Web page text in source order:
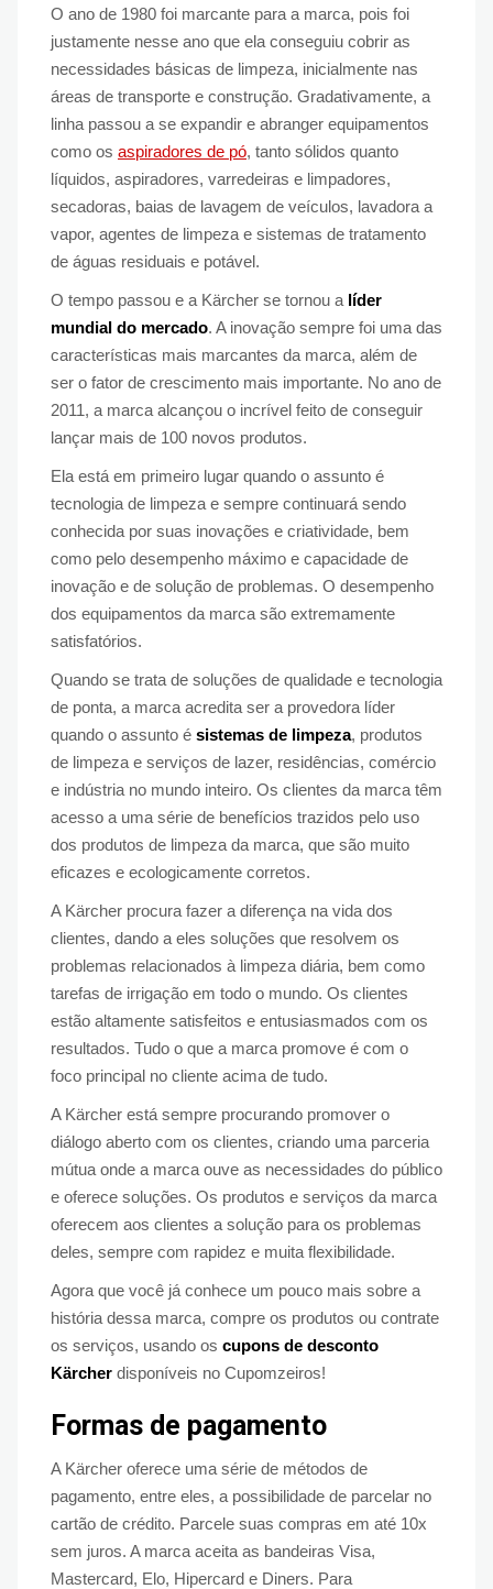
O ano de 1980 foi marcante para a marca, pois foi
justamente nesse ano que ela conseguiu cobrir as
necessidades básicas de limpeza, inicialmente nas
áreas de transporte e construção. Gradativamente, a
linha passou a se expandir e abranger equipamentos
como os aspiradores de pó, tanto sólidos quanto
líquidos, aspiradores, varredeiras e limpadores,
secadoras, baias de lavagem de veículos, lavadora a
vapor, agentes de limpeza e sistemas de tratamento
de águas residuais e potável.
O tempo passou e a Kärcher se tornou a líder
mundial do mercado. A inovação sempre foi uma das
características mais marcantes da marca, além de
ser o fator de crescimento mais importante. No ano de
2011, a marca alcançou o incrível feito de conseguir
lançar mais de 100 novos produtos.
Ela está em primeiro lugar quando o assunto é
tecnologia de limpeza e sempre continuará sendo
conhecida por suas inovações e criatividade, bem
como pelo desempenho máximo e capacidade de
inovação e de solução de problemas. O desempenho
dos equipamentos da marca são extremamente
satisfatórios.
Quando se trata de soluções de qualidade e tecnologia
de ponta, a marca acredita ser a provedora líder
quando o assunto é sistemas de limpeza, produtos
de limpeza e serviços de lazer, residências, comércio
e indústria no mundo inteiro. Os clientes da marca têm
acesso a uma série de benefícios trazidos pelo uso
dos produtos de limpeza da marca, que são muito
eficazes e ecologicamente corretos.
A Kärcher procura fazer a diferença na vida dos
clientes, dando a eles soluções que resolvem os
problemas relacionados à limpeza diária, bem como
tarefas de irrigação em todo o mundo. Os clientes
estão altamente satisfeitos e entusiasmados com os
resultados. Tudo o que a marca promove é com o
foco principal no cliente acima de tudo.
A Kärcher está sempre procurando promover o
diálogo aberto com os clientes, criando uma parceria
mútua onde a marca ouve as necessidades do público
e oferece soluções. Os produtos e serviços da marca
oferecem aos clientes a solução para os problemas
deles, sempre com rapidez e muita flexibilidade.
Agora que você já conhece um pouco mais sobre a
história dessa marca, compre os produtos ou contrate
os serviços, usando os cupons de desconto
Kärcher disponíveis no Cupomzeiros!
Formas de pagamento
A Kärcher oferece uma série de métodos de
pagamento, entre eles, a possibilidade de parcelar no
cartão de crédito. Parcele suas compras em até 10x
sem juros. A marca aceita as bandeiras Visa,
Mastercard, Elo, Hipercard e Diners. Para